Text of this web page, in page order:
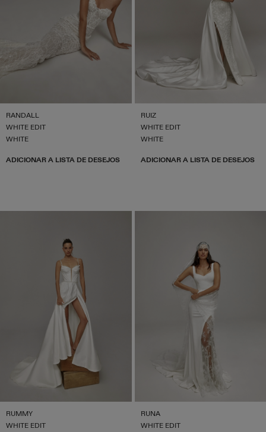
RANDALL
WHITE EDIT
WHITE
ADICIONAR A LISTA DE DESEJOS
RUIZ
WHITE EDIT
WHITE
ADICIONAR A LISTA DE DESEJOS
RUMMY
WHITE EDIT
RUNA
WHITE EDIT